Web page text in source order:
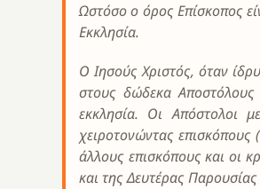
Ωστόσο ο όρος Επίσκοπος
Εκκλησία.
Ο Ιησούς Χριστός, όταν
στους δώδεκα
εκκλησία. Οι Απόστολοι
χειροτονώντας επισκόπους
άλλους επισκόπους και οι
και της Δευτέρας